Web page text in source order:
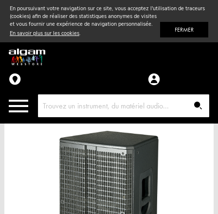
En poursuivant votre navigation sur ce site, vous acceptez l'utilisation de traceurs
(cookies) afin de réaliser des statistiques anonymes de visites
et vous fournir une expérience de navigation personnalisée.
En savoir plus sur les cookies. FERMER
Vent& Violon
Accessoires
Pièces détachées